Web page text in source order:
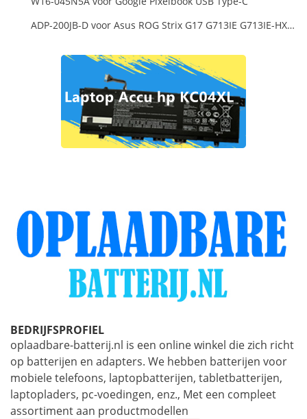
ADP-200JB-D voor Asus ROG Strix G17 G713IE G713IE-HX002W
BEDRIJFSPROFIEL
oplaadbare-batterij.nl is een online winkel die zich richt
op batterijen en adapters. We hebben batterijen voor
mobiele telefoons, laptopbatterijen, tabletbatterijen,
laptopladers, pc-voedingen, enz., Met een compleet
assortiment aan productmodellen